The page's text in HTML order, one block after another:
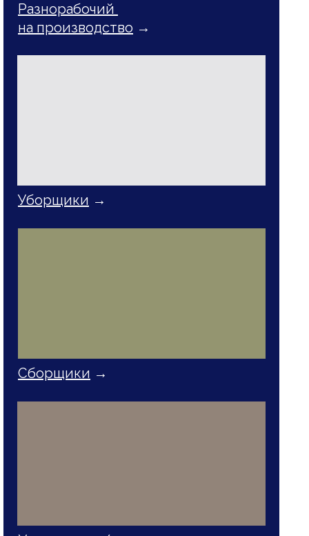
Разнорабочий
на производство →
Сборщики →
Уборщики →